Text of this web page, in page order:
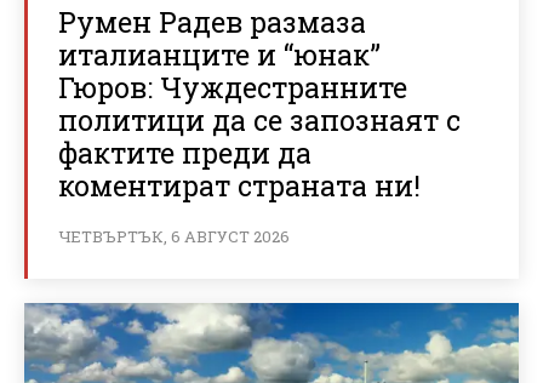
Румен Радев размаза
италианците и “юнак”
Гюров: Чуждестранните
политици да се запознаят с
фактите преди да
коментират страната ни!
ЧЕТВЪРТЪК, 6 АВГУСТ 2026